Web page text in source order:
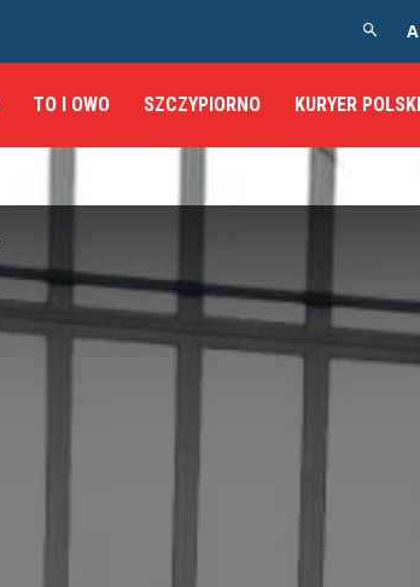
TO I OWO SZCZYPIORNO KURYER